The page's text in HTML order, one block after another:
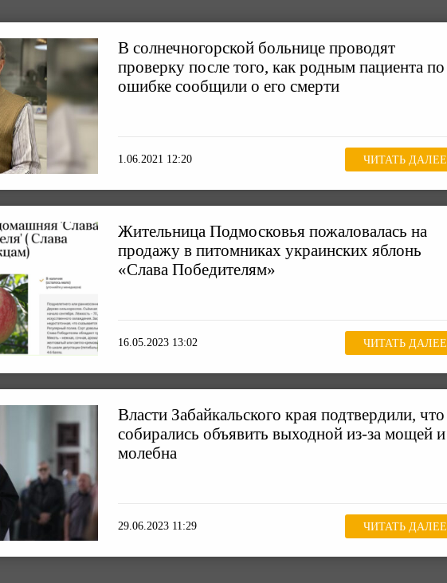
В солнечногорской больнице проводят
проверку после того, как родным пациента по
ошибке сообщили о его смерти
1.06.2021 12:20 ЧИТАТЬ ДАЛЕЕ
Жительница Подмосковья пожаловалась на
продажу в питомниках украинских яблонь
«Слава Победителям»
16.05.2023 13:02 ЧИТАТЬ ДАЛЕЕ
Власти Забайкальского края подтвердили, что
собирались объявить выходной из-за мощей и
молебна
29.06.2023 11:29 ЧИТАТЬ ДАЛЕЕ